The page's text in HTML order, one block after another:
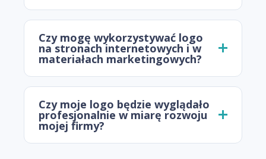
Czy mogę wykorzystywać logo
na stronach internetowych i w
materiałach marketingowych?
Czy moje logo będzie wyglądało
profesjonalnie w miarę rozwoju
mojej firmy?